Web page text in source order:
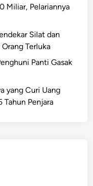
Miliar, Pelariannya
Silat dan
Terluka
Panti Gasak
yang Curi Uang
Tahun Penjara